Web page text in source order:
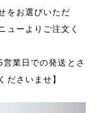
をお選びいただ
ューよりご注文く
業日での発送とさ
ださいませ】